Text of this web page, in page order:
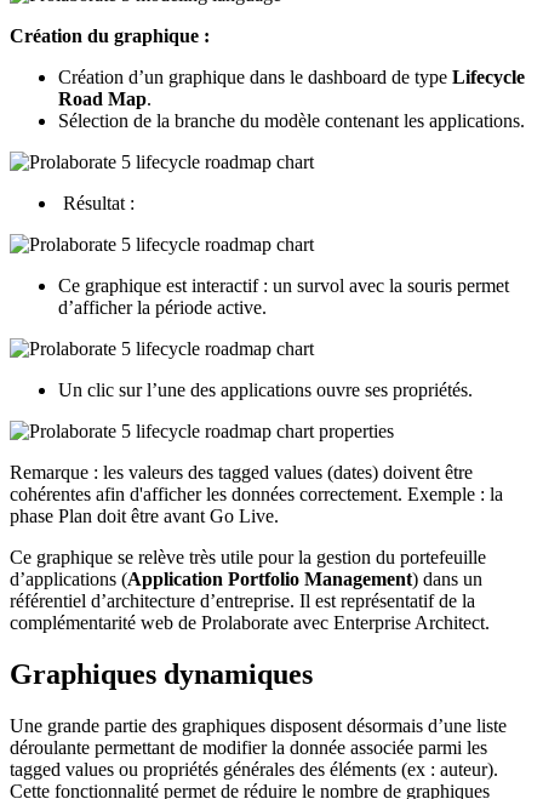
Création du graphique :
Création d’un graphique dans le dashboard de type Lifecycle
Road Map.
Sélection de la branche du modèle contenant les applications.
Résultat :
Ce graphique est interactif : un survol avec la souris permet
d’afficher la période active.
Un clic sur l’une des applications ouvre ses propriétés.
Remarque : les valeurs des tagged values (dates) doivent être
cohérentes afin d'afficher les données correctement. Exemple : la
phase Plan doit être avant Go Live.
Ce graphique se relève très utile pour la gestion du portefeuille
d’applications (Application Portfolio Management) dans un
référentiel d’architecture d’entreprise. Il est représentatif de la
complémentarité web de Prolaborate avec Enterprise Architect.
Graphiques dynamiques
Une grande partie des graphiques disposent désormais d’une liste
déroulante permettant de modifier la donnée associée parmi les
tagged values ou propriétés générales des éléments (ex : auteur).
Cette fonctionnalité permet de réduire le nombre de graphiques